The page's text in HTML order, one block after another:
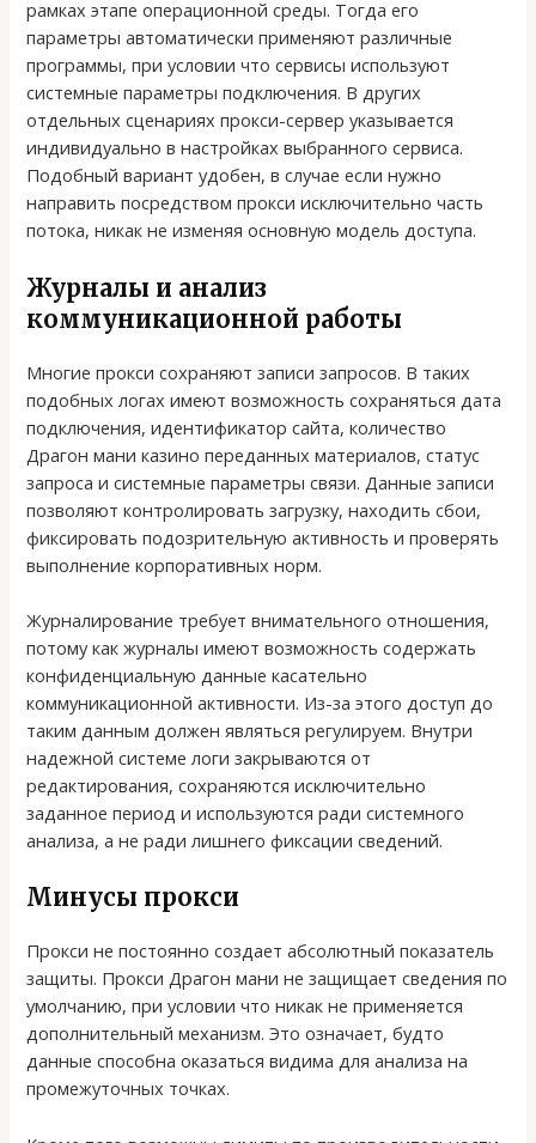
рамках этапе операционной среды. Тогда его
параметры автоматически применяют различные
программы, при условии что сервисы используют
системные параметры подключения. В других
отдельных сценариях прокси-сервер указывается
индивидуально в настройках выбранного сервиса.
Подобный вариант удобен, в случае если нужно
направить посредством прокси исключительно часть
потока, никак не изменяя основную модель доступа.
Журналы и анализ
коммуникационной работы
Многие прокси сохраняют записи запросов. В таких
подобных логах имеют возможность сохраняться дата
подключения, идентификатор сайта, количество
Драгон мани казино переданных материалов, статус
запроса и системные параметры связи. Данные записи
позволяют контролировать загрузку, находить сбои,
фиксировать подозрительную активность и проверять
выполнение корпоративных норм.
Журналирование требует внимательного отношения,
потому как журналы имеют возможность содержать
конфиденциальную данные касательно
коммуникационной активности. Из-за этого доступ до
таким данным должен являться регулируем. Внутри
надежной системе логи закрываются от
редактирования, сохраняются исключительно
заданное период и используются ради системного
анализа, а не ради лишнего фиксации сведений.
Минусы прокси
Прокси не постоянно создает абсолютный показатель
защиты. Прокси Драгон мани не защищает сведения по
умолчанию, при условии что никак не применяется
дополнительный механизм. Это означает, будто
данные способна оказаться видима для анализа на
промежуточных точках.